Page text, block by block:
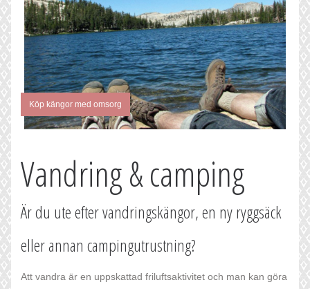
Köp kängor med omsorg
Vandring & camping
Är du ute efter vandringskängor, en ny ryggsäck
eller annan campingutrustning?
Att vandra är en uppskattad friluftsaktivitet och man kan göra